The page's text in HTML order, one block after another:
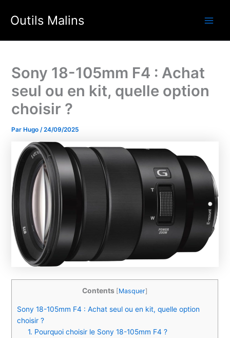
Outils Malins
Sony 18-105mm F4 : Achat
seul ou en kit, quelle option
choisir ?
ParHugo /24/09/2025
Contents [Masquer]
Sony 18-105mm F4 : Achat seul ou en kit, quelle option
choisir ?
1. Pourquoi choisir le Sony 18-105mm F4 ?